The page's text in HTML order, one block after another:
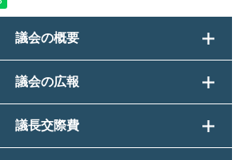
議会の概要
議会の広報
議長交際費